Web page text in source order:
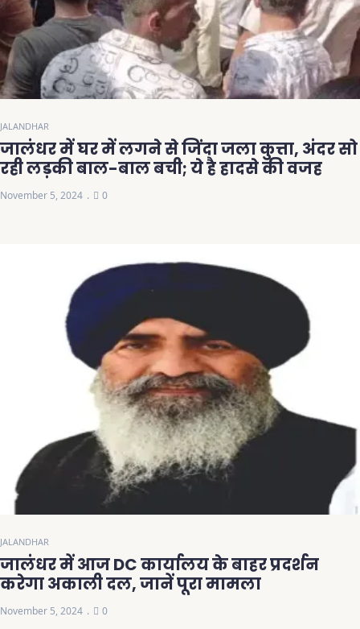
JALANDHAR
जालंधर में घर में लगने से जिंदा जला कुत्ता, अंदर सो
रही लड़की बाल-बाल बची; ये है हादसे की वजह
November 5, 2024 0
JALANDHAR
जालंधर में आज DC कार्यालय के बाहर प्रदर्शन
करेगा अकाली दल, जानें पूरा मामला
November 5, 2024 0